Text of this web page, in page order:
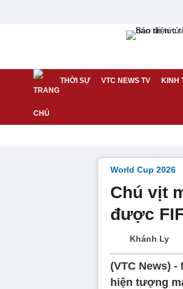
THỜI SỰ VTC NEWS TV KINH
World Cup 2026
Chú vịt
được
Khánh Ly
(VTC News) -
hiện tượng